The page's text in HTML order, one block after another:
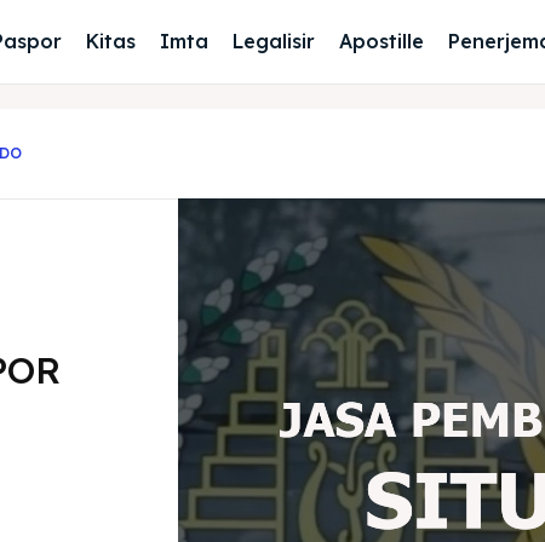
Kitas Imta Legalisir Apostille